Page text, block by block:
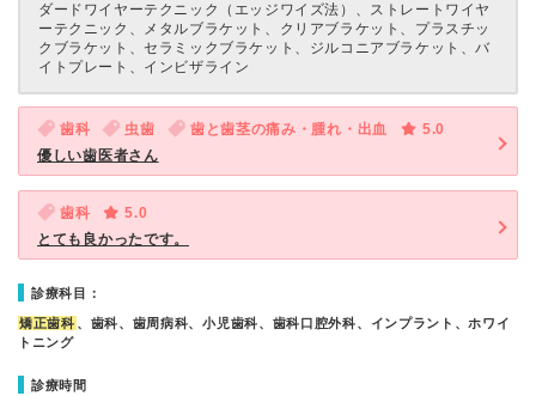
ダードワイヤーテクニック（エッジワイズ法）、ストレートワイヤ
ーテクニック、メタルブラケット、クリアブラケット、プラスチッ
クブラケット、セラミックブラケット、ジルコニアブラケット、バ
イトプレート、インビザライン
歯科 虫歯 歯と歯茎の痛み・腫れ・出血
5.0
優しい歯医者さん
歯科
5.0
とても良かったです。
診療科目：
矯正歯科 、歯科、歯周病科、小児歯科、歯科口腔外科、インプラント、ホワイ
トニング
診療時間